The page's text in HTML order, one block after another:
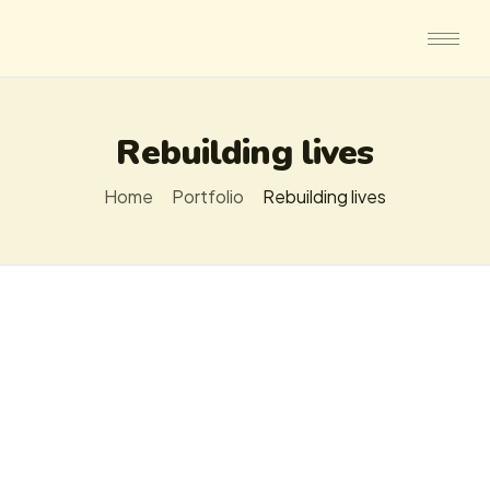
Rebuilding lives
Home Portfolio Rebuilding lives